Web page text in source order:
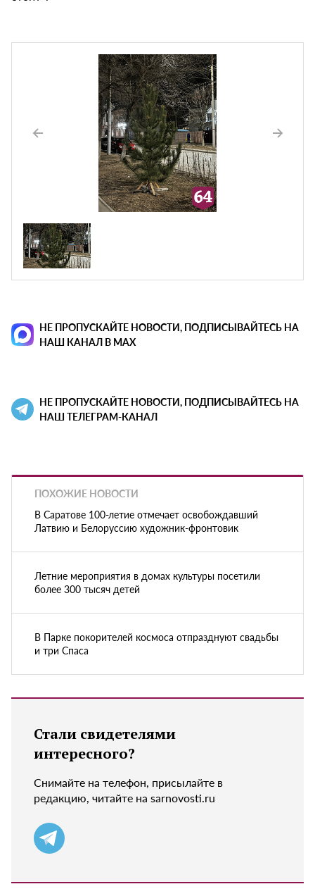
НЕ ПРОПУСКАЙТЕ НОВОСТИ, ПОДПИСЫВАЙТЕСЬ НА
НАШ КАНАЛ В MAX
НЕ ПРОПУСКАЙТЕ НОВОСТИ, ПОДПИСЫВАЙТЕСЬ НА
НАШ ТЕЛЕГРАМ-КАНАЛ
ПОХОЖИЕ НОВОСТИ
В Саратове 100-летие отмечает освобождавший
Латвию и Белоруссию художник-фронтовик
Летние мероприятия в домах культуры посетили
более 300 тысяч детей
В Парке покорителей космоса отпразднуют свадьбы
и три Спаса
Стали свидетелями
интересного?
Снимайте на телефон, присылайте в
редакцию, читайте на sarnovosti.ru